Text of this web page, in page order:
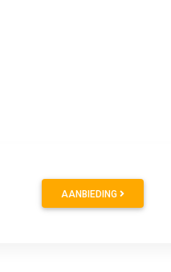
AANBIEDING